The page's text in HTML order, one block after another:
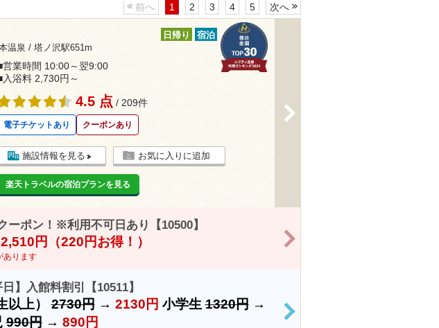
前へ 1 2 3 4 5 次へ
温泉 / 塔ノ沢駅651m
日帰り 宿泊
営業時間 10:00～翌9:00
入浴料 2,730円～
4.5 点 / 209件
電子チケットあり クーポンあり
施設情報を見る お気に入りに追加
楽天トラベルの宿泊プランを見る
ーポン！※利用不可日あり【10500】
2,510円（220円お得！）
あります
日】入館料割引【10511】
以上）2730円→ 2130円 小学生1320円→
990円→ 890円 >